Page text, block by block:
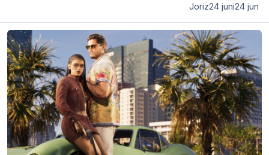
Joriz24 juni24 jun
GTA6 komt met Ultimate edition en Vintage Vice City Pack bonus!